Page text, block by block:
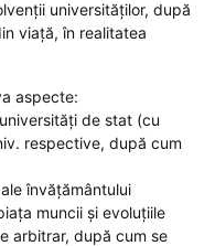
universităţilor, după
viaţă, în realitatea
aspecte:
de stat (cu
respective, după cum
învățământului
muncii și evoluțiile
arbitrar, după cum se